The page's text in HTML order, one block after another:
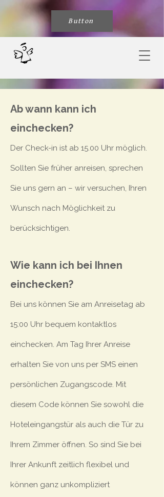
Button
Ab wann kann ich
einchecken?
Der Check-in ist ab 15.00 Uhr möglich.
Sollten Sie früher anreisen, sprechen
Sie uns gern an – wir versuchen, Ihren
Wunsch nach Möglichkeit zu
berücksichtigen.
Wie kann ich bei Ihnen
einchecken?
Bei uns können Sie am Anreisetag ab
15:00 Uhr bequem kontaktlos
einchecken. Am Tag Ihrer Anreise
erhalten Sie von uns per SMS einen
persönlichen Zugangscode. Mit
diesem Code können Sie sowohl die
Hoteleingangstür als auch die Tür zu
Ihrem Zimmer öffnen. So sind Sie bei
Ihrer Ankunft zeitlich flexibel und
können ganz unkompliziert